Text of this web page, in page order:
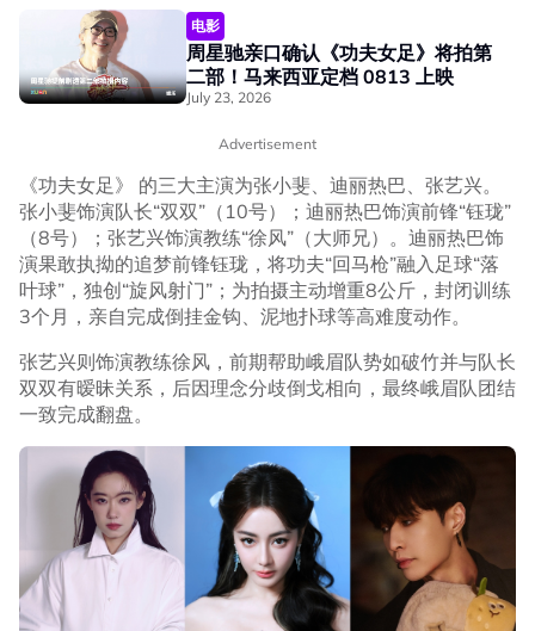
电影
周星驰亲口确认《功夫女足》将拍第
二部！马来西亚定档 0813 上映
July 23, 2026
Advertisement
《功夫女足》 的三大主演为张小斐、迪丽热巴、张艺兴。
张小斐饰演队长“双双”（10号）；迪丽热巴饰演前锋“钰珑”
（8号）；张艺兴饰演教练“徐风”（大师兄）。迪丽热巴饰
演果敢执拗的追梦前锋钰珑，将功夫“回马枪”融入足球“落
叶球”，独创“旋风射门”；为拍摄主动增重8公斤，封闭训练
3个月，亲自完成倒挂金钩、泥地扑球等高难度动作。
张艺兴则饰演教练徐风，前期帮助峨眉队势如破竹并与队长
双双有暧昧关系，后因理念分歧倒戈相向，最终峨眉队团结
一致完成翻盘。